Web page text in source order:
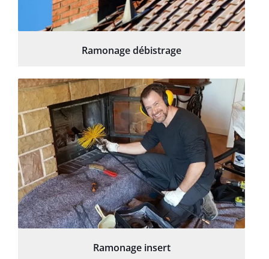
Ramonage débistrage
Ramonage insert